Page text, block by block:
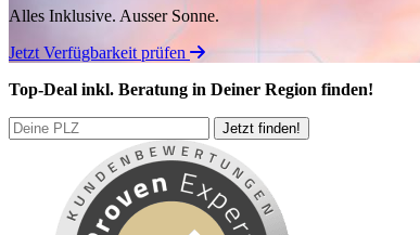
Alles Inklusive. Ausser Sonne.
Jetzt Verfügbarkeit prüfen
Top-Deal inkl. Beratung in Deiner Region finden!